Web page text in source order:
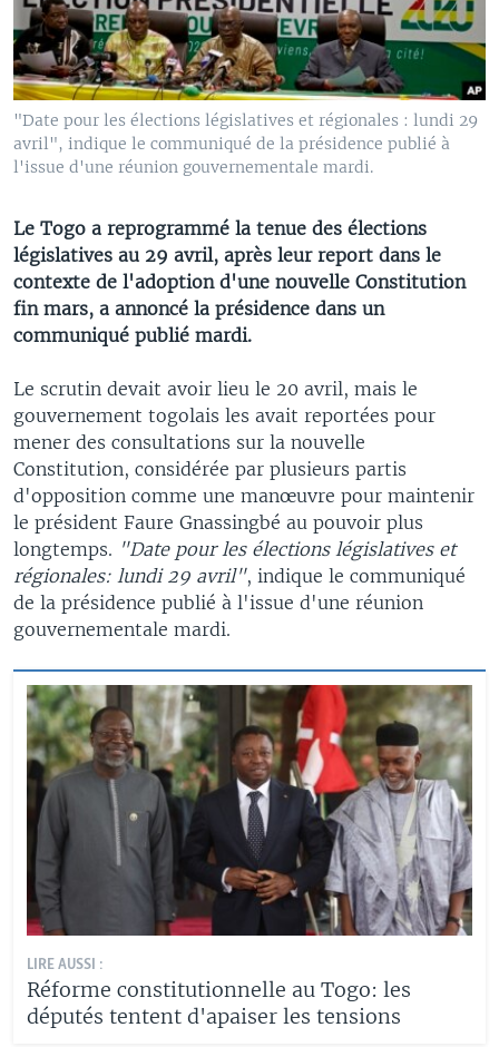
"Date pour les élections législatives et régionales : lundi 29
avril", indique le communiqué de la présidence publié à
l'issue d'une réunion gouvernementale mardi.
Le Togo a reprogrammé la tenue des élections
législatives au 29 avril, après leur report dans le
contexte de l'adoption d'une nouvelle Constitution
fin mars, a annoncé la présidence dans un
communiqué publié mardi.
Le scrutin devait avoir lieu le 20 avril, mais le
gouvernement togolais les avait reportées pour
mener des consultations sur la nouvelle
Constitution, considérée par plusieurs partis
d'opposition comme une manœuvre pour maintenir
le président Faure Gnassingbé au pouvoir plus
longtemps. "Date pour les élections législatives et
régionales: lundi 29 avril", indique le communiqué
de la présidence publié à l'issue d'une réunion
gouvernementale mardi.
LIRE AUSSI :
Réforme constitutionnelle au Togo: les
députés tentent d'apaiser les tensions